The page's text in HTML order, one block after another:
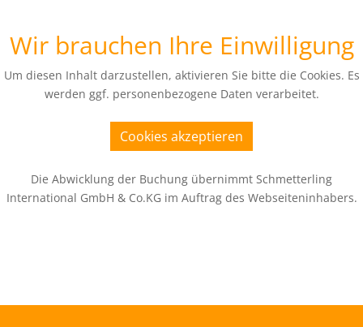
Wir brauchen Ihre Einwilligung
Um diesen Inhalt darzustellen, aktivieren Sie bitte die Cookies. Es
werden ggf. personenbezogene Daten verarbeitet.
Cookies akzeptieren
Die Abwicklung der Buchung übernimmt Schmetterling
International GmbH & Co.KG im Auftrag des Webseiteninhabers.